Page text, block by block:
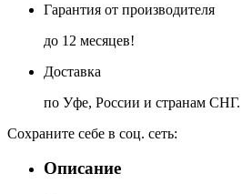
Гарантия от производителя
до 12 месяцев!
Доставка
по Уфе, России и странам СНГ.
Сохраните себе в соц. сеть:
Описание